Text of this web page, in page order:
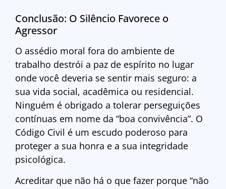
Conclusão: O Silêncio Favorece o
Agressor
O assédio moral fora do ambiente de
trabalho destrói a paz de espírito no lugar
onde você deveria se sentir mais seguro: a
sua vida social, acadêmica ou residencial.
Ninguém é obrigado a tolerar perseguições
contínuas em nome da “boa convivência”. O
Código Civil é um escudo poderoso para
proteger a sua honra e a sua integridade
psicológica.
Acreditar que não há o que fazer porque “não